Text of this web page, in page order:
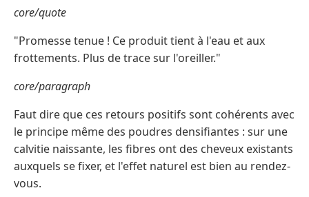
core/quote
"Promesse tenue ! Ce produit tient à l'eau et aux
frottements. Plus de trace sur l'oreiller."
core/paragraph
Faut dire que ces retours positifs sont cohérents avec
le principe même des poudres densifiantes : sur une
calvitie naissante, les fibres ont des cheveux existants
auxquels se fixer, et l'effet naturel est bien au rendez-
vous.